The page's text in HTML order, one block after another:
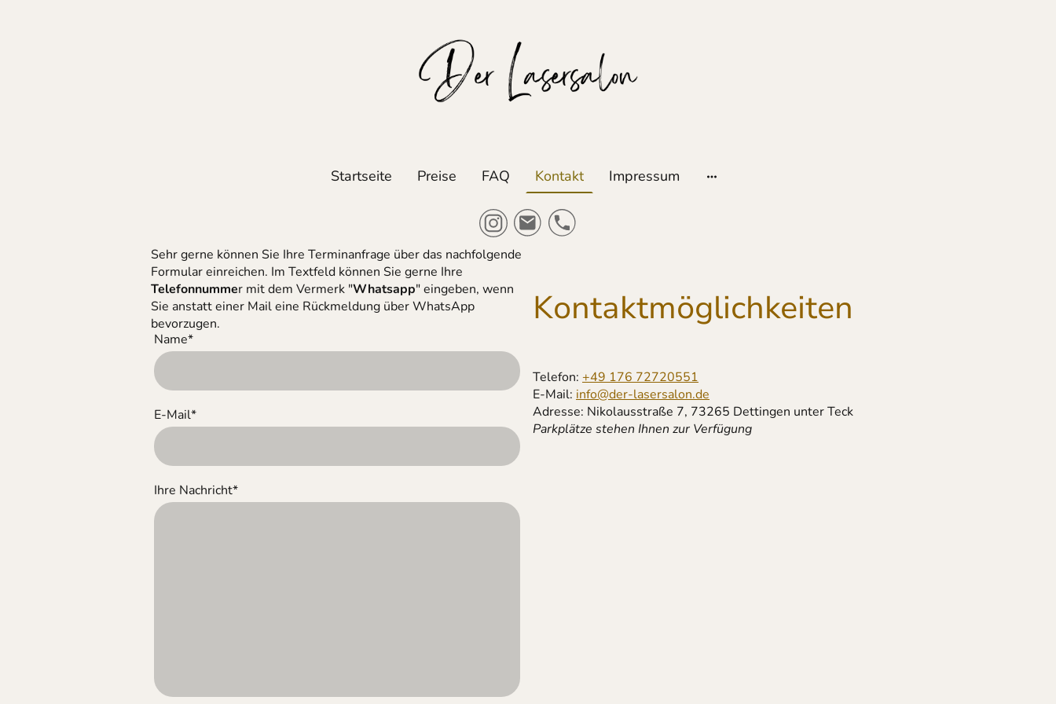
Startseite Preise FAQ Kontakt Impressum
Sehr gerne können Sie Ihre Terminanfrage über das nachfolgende
Formular einreichen. Im Textfeld können Sie gerne Ihre
Telefonnummer mit dem Vermerk "Whatsapp" eingeben, wenn
Sie anstatt einer Mail eine Rückmeldung über WhatsApp
bevorzugen.
Kontaktmöglichkeiten
Name*
E-Mail*
Ihre Nachricht*
Telefon: +49 176 72720551
E-Mail: info@der-lasersalon.de
Adresse: Nikolausstraße 7, 73265 Dettingen unter Teck
Parkplätze stehen Ihnen zur Verfügung